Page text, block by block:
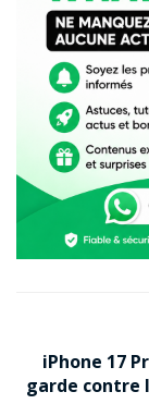
iPhone 17
garde contre